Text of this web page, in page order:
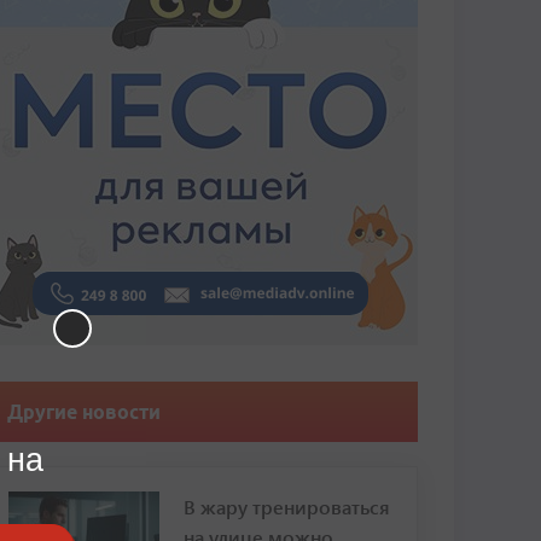
Другие новости
В жару тренироваться